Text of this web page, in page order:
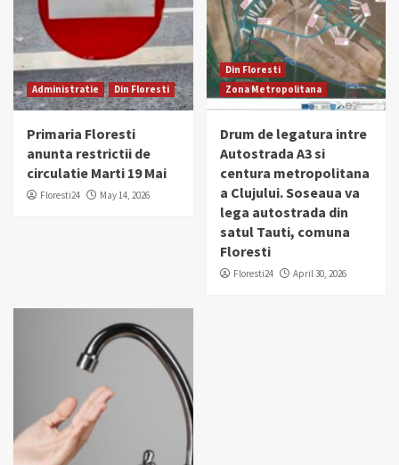
Administratie Din Floresti
Primaria Floresti
anunta restrictii de
circulatie Marti 19 Mai
Floresti24 May 14, 2026
Din Floresti
Zona Metropolitana
Drum de legatura intre
Autostrada A3 si
centura metropolitana
a Clujului. Soseaua va
lega autostrada din
satul Tauti, comuna
Floresti
Floresti24 April 30, 2026